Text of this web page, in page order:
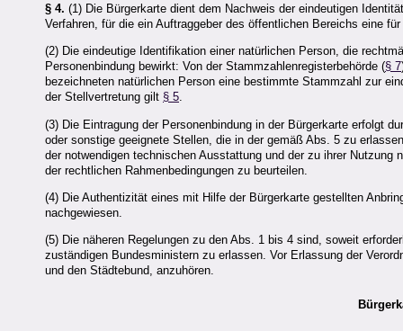
§ 4. (1) Die Bürgerkarte dient dem Nachweis der eindeutigen
Verfahren, für die ein Auftraggeber des öffentlichen Bereichs eine
(2) Die eindeutige Identifikation einer natürlichen Person, die
Personenbindung bewirkt: Von der Stammzahlenregisterbehörde (§ 7
bezeichneten natürlichen Person eine bestimmte Stammzahl zur
der Stellvertretung gilt § 5.
(3) Die Eintragung der Personenbindung in der Bürgerkarte erfolgt
oder sonstige geeignete Stellen, die in der gemäß Abs. 5 zu
der notwendigen technischen Ausstattung und der zu ihrer
der rechtlichen Rahmenbedingungen zu beurteilen.
(4) Die Authentizität eines mit Hilfe der Bürgerkarte gestellten
nachgewiesen.
(5) Die näheren Regelungen zu den Abs. 1 bis 4 sind, soweit
zuständigen Bundesministern zu erlassen. Vor Erlassung der
und den Städtebund, anzuhören.